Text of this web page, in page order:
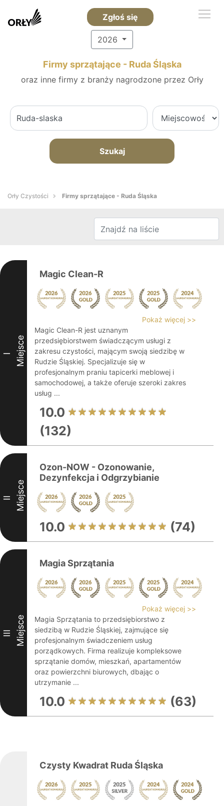
Zgłoś się
2026
Firmy sprzątające - Ruda Śląska
oraz inne firmy z branży nagrodzone przez Orły
Szukaj
Orły Czystości Firmy sprzątające - Ruda Śląska
I Miejsce
Magic Clean-R
Pokaż więcej >>
Magic Clean-R jest uznanym
przedsiębiorstwem świadczącym usługi z
zakresu czystości, mającym swoją siedzibę w
Rudzie Śląskiej. Specjalizuje się w
profesjonalnym praniu tapicerki meblowej i
samochodowej, a także oferuje szeroki zakres
usług ...
10.0
(132)
II Miejsce
Ozon-NOW - Ozonowanie,
Dezynfekcja i Odgrzybianie
10.0 (74)
III Miejsce
Magia Sprzątania
Pokaż więcej >>
Magia Sprzątania to przedsiębiorstwo z
siedzibą w Rudzie Śląskiej, zajmujące się
profesjonalnym świadczeniem usług
porządkowych. Firma realizuje kompleksowe
sprzątanie domów, mieszkań, apartamentów
oraz powierzchni biurowych, dbając o
utrzymanie ...
10.0 (63)
Czysty Kwadrat Ruda Śląska